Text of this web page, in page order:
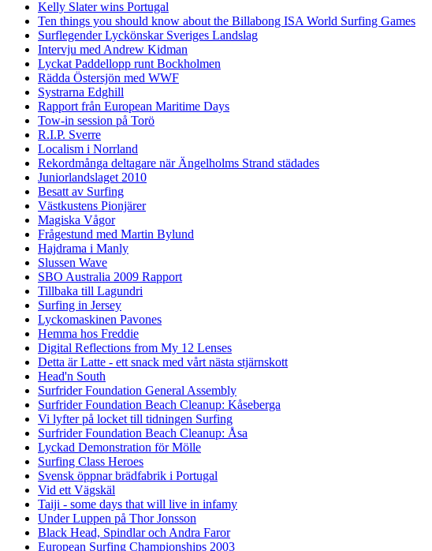
Kelly Slater wins Portugal
Ten things you should know about the Billabong ISA World Surfing Games
Surflegender Lyckönskar Sveriges Landslag
Intervju med Andrew Kidman
Lyckat Paddellopp runt Bockholmen
Rädda Östersjön med WWF
Systrarna Edghill
Rapport från European Maritime Days
Tow-in session på Torö
R.I.P. Sverre
Localism i Norrland
Rekordmånga deltagare när Ängelholms Strand städades
Juniorlandslaget 2010
Besatt av Surfing
Västkustens Pionjärer
Magiska Vågor
Frågestund med Martin Bylund
Hajdrama i Manly
Slussen Wave
SBO Australia 2009 Rapport
Tillbaka till Lagundri
Surfing in Jersey
Lyckomaskinen Pavones
Hemma hos Freddie
Digital Reflections from My 12 Lenses
Detta är Latte - ett snack med vårt nästa stjärnskott
Head'n South
Surfrider Foundation General Assembly
Surfrider Foundation Beach Cleanup: Kåseberga
Vi lyfter på locket till tidningen Surfing
Surfrider Foundation Beach Cleanup: Åsa
Lyckad Demonstration för Mölle
Surfing Class Heroes
Svensk öppnar brädfabrik i Portugal
Vid ett Vägskäl
Taiji - some days that will live in infamy
Under Luppen på Thor Jonsson
Black Head, Spindlar och Andra Faror
European Surfing Championships 2003